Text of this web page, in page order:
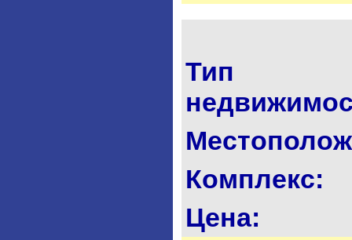
Тип
Комплекс:
Цена: